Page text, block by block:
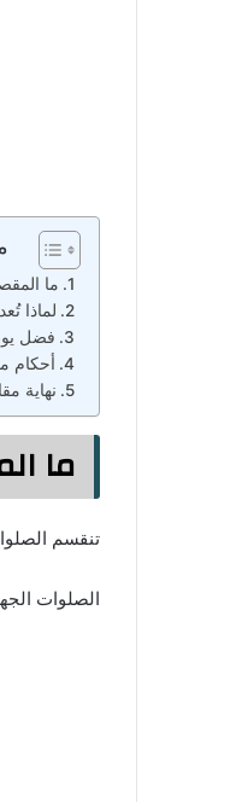
ما
لماذا
فضل
أحكام
نهاية
ما
تنقسم
الصلوات